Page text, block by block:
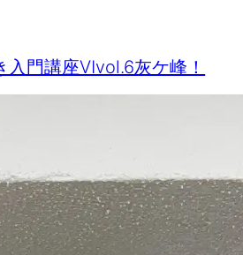
門講座Ⅵvol.6灰ケ峰！